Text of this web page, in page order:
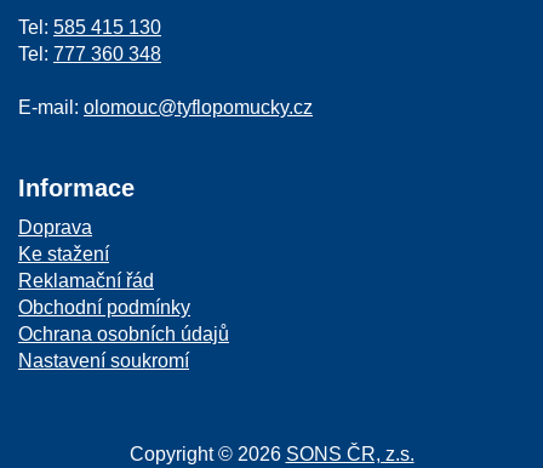
Tel: 585 415 130
Tel: 777 360 348
E-mail: olomouc@tyflopomucky.cz
Informace
Doprava
Ke stažení
Reklamační řád
Obchodní podmínky
Ochrana osobních údajů
Nastavení soukromí
Copyright © 2026 SONS ČR, z.s.